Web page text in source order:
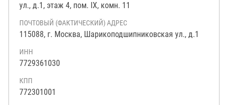
ул., д.1, этаж 4, пом. IX, комн. 11
ПОЧТОВЫЙ (ФАКТИЧЕСКИЙ) АДРЕС
115088, г. Москва, Шарикоподшипниковская ул., д.1
ИНН
7729361030
КПП
772301001